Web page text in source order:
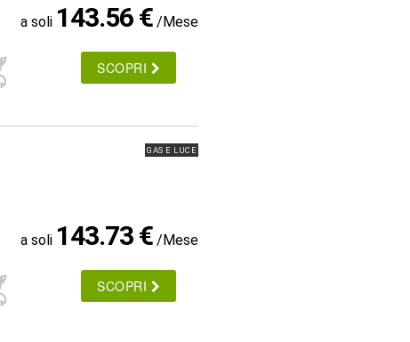
a soli 143.56 € /Mese
SCOPRI
GAS E LUCE
a soli 143.73 € /Mese
SCOPRI